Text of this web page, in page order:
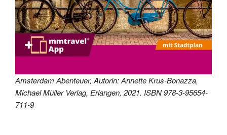
Amsterdam Abenteuer, Autorin: Annette Krus-Bonazza,
Michael Müller Verlag, Erlangen, 2021. ISBN 978-3-95654-
711-9